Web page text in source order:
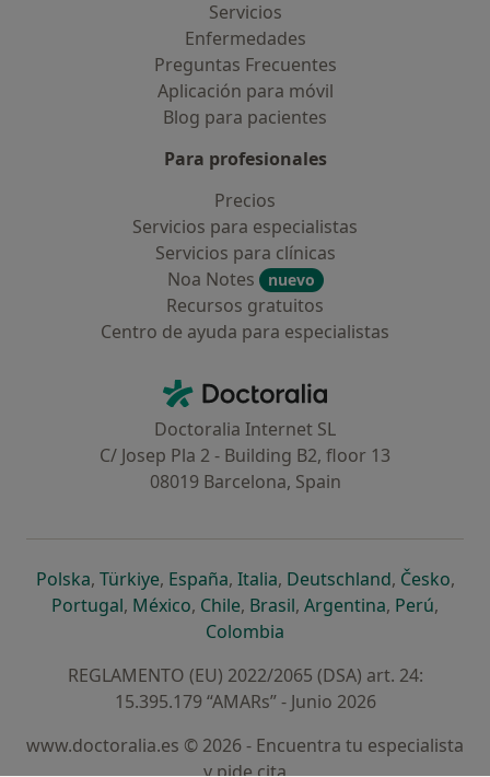
Servicios
Enfermedades
Preguntas Frecuentes
Aplicación para móvil
Blog para pacientes
Para profesionales
Precios
Servicios para especialistas
Servicios para clínicas
Noa Notes
nuevo
Recursos gratuitos
Centro de ayuda para especialistas
Doctoralia - Página de inicio
Doctoralia Internet SL
C/ Josep Pla 2 - Building B2, floor 13
08019 Barcelona, Spain
Polskase abre en una nueva pestaña
, Türkiyese abre en una nueva pestaña
, Españase abre en una nueva pestaña
, Italiase abre en una nueva
, Deutschlandse abre en
, Českose
,
Portugalse abre en una nueva pestaña
, Méxicose abre en una nueva pestaña
, Chilese abre en una nueva pestaña
, Brasilse abre en una nueva
, Argentinase abre en
, Perúse
,
Colombia
REGLAMENTO (EU) 2022/2065 (DSA) art. 24:
15.395.179 “AMARs” - Junio 2026
www.doctoralia.es © 2026 - Encuentra tu especialista
y pide cita